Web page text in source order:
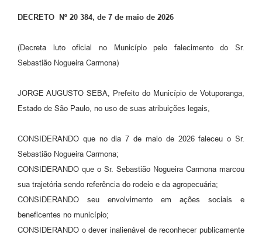
Perguntas Frequentes
Telefones Úteis
Emprega
Agenda
DECRETO Nº 20 384, de 7 de maio de 2026
(Decreta luto oficial no Município pelo falecimento do Sr.
Sebastião Nogueira Carmona)
JORGE AUGUSTO SEBA, Prefeito do Município de Votuporanga,
Estado de São Paulo, no uso de suas atribuições legais,
CONSIDERANDO que no dia 7 de maio de 2026 faleceu o Sr.
Sebastião Nogueira Carmona;
CONSIDERANDO que o Sr. Sebastião Nogueira Carmona marcou
sua trajetória sendo referência do rodeio e da agropecuária;
CONSIDERANDO seu envolvimento em ações sociais e
beneficentes no município;
CONSIDERANDO o dever inalienável de reconhecer publicamente